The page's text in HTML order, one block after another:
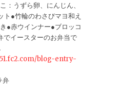
：うずら卵、にんじん、
●竹輪のわさびマヨ和え
●赤ウインナー●ブロッコ
でイースターのお弁当で
blog-entry-
弁